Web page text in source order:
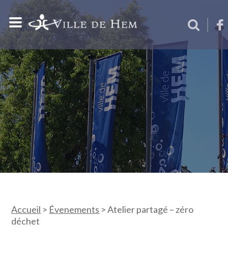
Accueil > Évenements >Atelier partagé – zéro
déchet